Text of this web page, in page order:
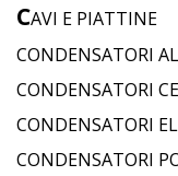
CAVI E PIATTINE
CONDENSATORI
CONDENSATORI
CONDENSATORI
CONDENSATORI